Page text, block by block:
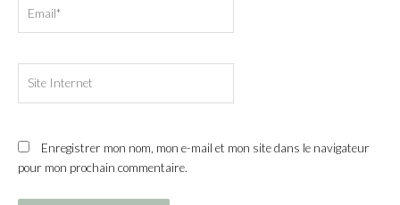
Internet
Enregistrer mon nom, mon e-mail et mon site dans le navigateur
pour mon prochain commentaire.